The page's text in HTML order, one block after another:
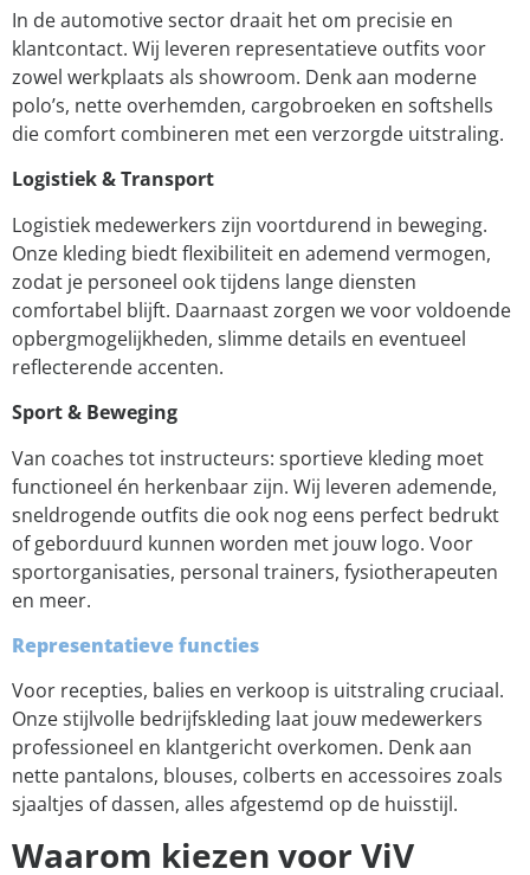
In de automotive sector draait het om precisie en
klantcontact. Wij leveren representatieve outfits voor
zowel werkplaats als showroom. Denk aan moderne
polo’s, nette overhemden, cargobroeken en softshells
die comfort combineren met een verzorgde uitstraling.
Logistiek & Transport
Logistiek medewerkers zijn voortdurend in beweging.
Onze kleding biedt flexibiliteit en ademend vermogen,
zodat je personeel ook tijdens lange diensten
comfortabel blijft. Daarnaast zorgen we voor voldoende
opbergmogelijkheden, slimme details en eventueel
reflecterende accenten.
Sport & Beweging
Van coaches tot instructeurs: sportieve kleding moet
functioneel én herkenbaar zijn. Wij leveren ademende,
sneldrogende outfits die ook nog eens perfect bedrukt
of geborduurd kunnen worden met jouw logo. Voor
sportorganisaties, personal trainers, fysiotherapeuten
en meer.
Representatieve functies
Voor recepties, balies en verkoop is uitstraling cruciaal.
Onze stijlvolle bedrijfskleding laat jouw medewerkers
professioneel en klantgericht overkomen. Denk aan
nette pantalons, blouses, colberts en accessoires zoals
sjaaltjes of dassen, alles afgestemd op de huisstijl.
Waarom kiezen voor ViV